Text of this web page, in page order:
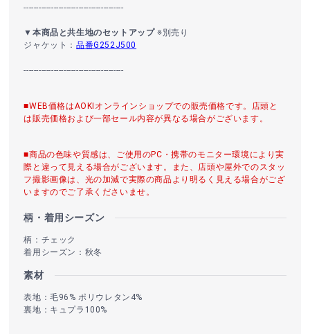
----------------------------------------
▼本商品と共生地のセットアップ※別売り
ジャケット：品番G252J500
----------------------------------------
■WEB価格はAOKIオンラインショップでの販売価格です。店頭と
は販売価格および一部セール内容が異なる場合がございます。
■商品の色味や質感は、ご使用のPC・携帯のモニター環境により実
際と違って見える場合がございます。また、店頭や屋外でのスタッ
フ撮影画像は、光の加減で実際の商品より明るく見える場合がござ
いますのでご了承くださいませ。
柄・着用シーズン
柄：チェック
着用シーズン：秋冬
素材
表地：毛96% ポリウレタン4%
裏地：キュプラ100%